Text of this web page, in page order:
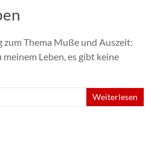
Thema Muße und Auszeit:
Leben, es gibt keine
Weiterlesen